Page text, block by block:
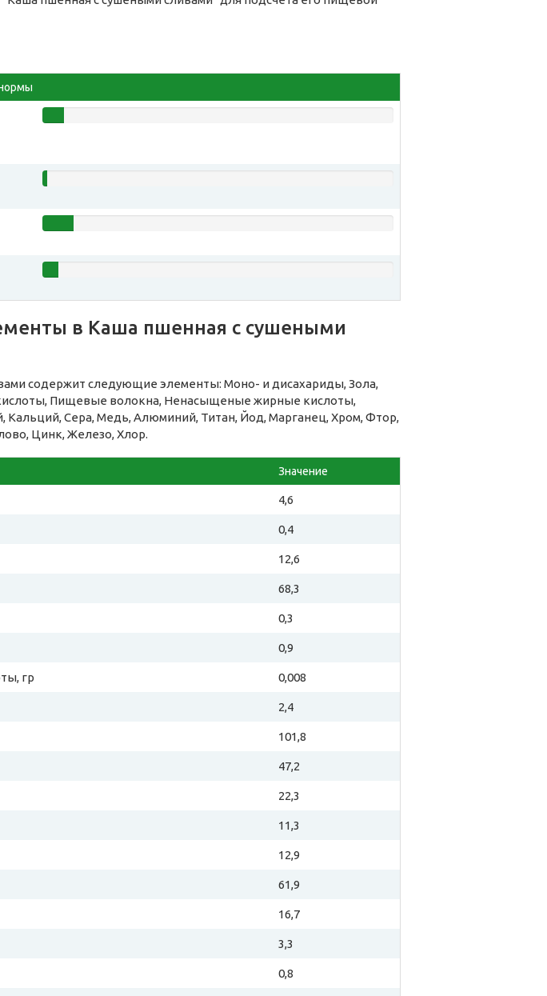
в Каша пшенная с сушеными
содержит следующие элементы: Моно- и дисахариды, Зола,
Пищевые волокна, Ненасыщеные жирные кислоты,
Кальций, Сера, Медь, Алюминий, Титан, Йод, Марганец, Хром, Фтор,
Цинк, Железо, Хлор.
Значение
4,6
0,4
12,6
68,3
0,3
0,9
гр 0,008
2,4
101,8
47,2
22,3
11,3
12,9
61,9
16,7
3,3
0,8